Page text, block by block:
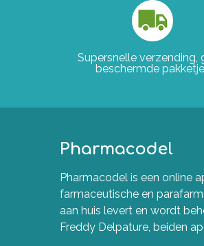
Supersnelle verzending,
beschermde
Pharmacodel
Pharmacodel is een online
farmaceutische en
aan huis levert en wordt
Freddy Delpature, beiden